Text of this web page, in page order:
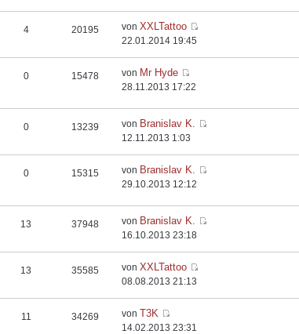
4 20195 vonXXLTattoo
22.01.2014 19:45
0 15478 von Mr Hyde
28.11.2013 17:22
0 13239 von Branislav K.
12.11.2013 1:03
0 15315 von Branislav K.
29.10.2013 12:12
13 37948 von Branislav K.
16.10.2013 23:18
13 35585 vonXXLTattoo
08.08.2013 21:13
11 34269 von T3K
14.02.2013 23:31